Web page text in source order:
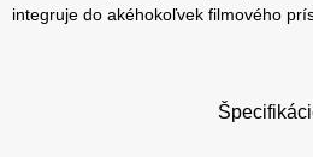
integruje do akéhokoľvek filmového